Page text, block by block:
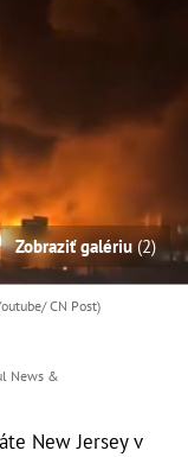
Zobraziť galériu(2)
CN Post)
News &
New Jersey v